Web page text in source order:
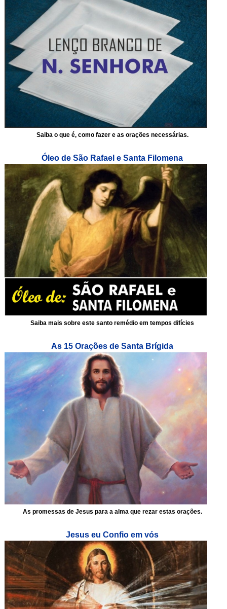
Saiba o que é, como fazer e as orações necessárias.
Óleo de São Rafael e Santa Filomena
Saiba mais sobre este santo remédio em tempos difícies
As 15 Orações de Santa Brígida
As promessas de Jesus para a alma que rezar estas orações.
Jesus eu Confio em vós